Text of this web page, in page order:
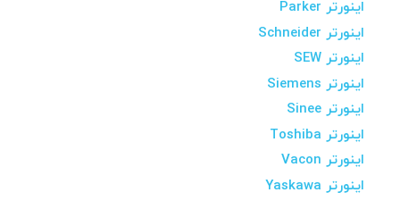
اینورتر Parker
اینورتر Schneider
اینورتر SEW
اینورتر Siemens
اینورتر Sinee
اینورتر Toshiba
اینورتر Vacon
اینورتر Yaskawa